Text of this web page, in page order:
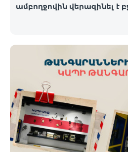
ամբողջովին վերազինել է